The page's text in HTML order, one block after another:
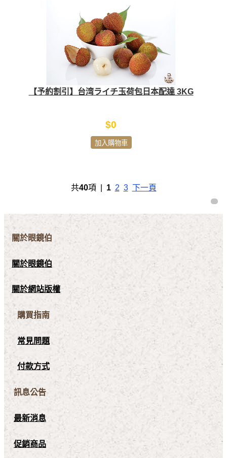
【予約割引】台湾ライチ玉荷包日本配達 3KG
$0
加入購物車
共40項 | 1 2 3 下一頁
關於眼鏡伯
關於眼鏡伯
關於網站版權
購買指南
常見問題
付款方式
訊息公告
最新消息
促銷商品